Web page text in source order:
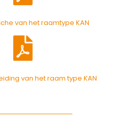
van het raamtype KAN
van het raam type KAN